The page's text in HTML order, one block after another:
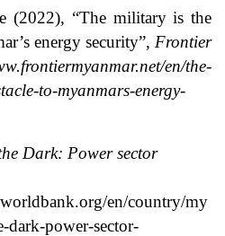
(2022), “The military is the
energy security”, Frontier
en/the-
to-myanmars-energy-
Dark: Power sector
en/country/my
dark-power-sector-